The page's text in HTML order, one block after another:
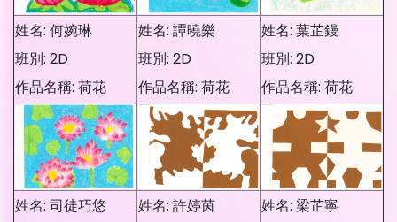
姓名: 何婉琳
班別: 2D
作品名稱: 荷花
姓名: 譚曉樂
班別: 2D
作品名稱: 荷花
姓名: 葉芷鏝
班別: 2D
作品名稱: 荷花
姓名: 司徒巧悠
姓名: 許婷茵
姓名: 梁芷寧